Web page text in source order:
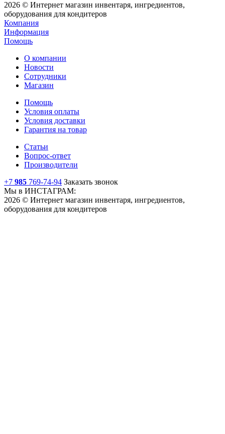
2026 © Интернет магазин инвентаря, ингредиентов,
оборудования для кондитеров
Компания
Информация
Помощь
О компании
Новости
Сотрудники
Магазин
Помощь
Условия оплаты
Условия доставки
Гарантия на товар
Статьи
Вопрос-ответ
Производители
+7 985 769-74-94 Заказать звонок
Мы в ИНСТАГРАМ:
2026 © Интернет магазин инвентаря, ингредиентов,
оборудования для кондитеров